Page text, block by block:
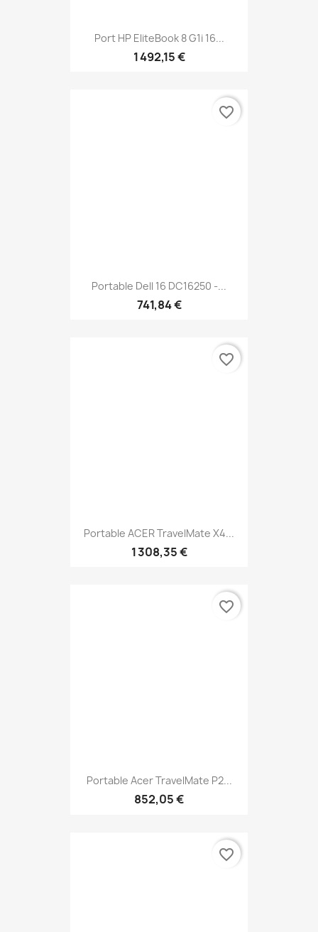
Port HP EliteBook 8 G1i 16...
1 492,15 €
Portable Dell 16 DC16250 -...
741,84 €
favorite_border
Portable ACER TravelMate X4...
1 308,35 €
favorite_border
Portable Acer TravelMate P2...
852,05 €
favorite_border
favorite_border